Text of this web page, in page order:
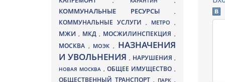
КОММУНАЛЬНЫЕ РЕСУРСЫ ,
КОММУНАЛЬНЫЕ УСЛУГИ , МЕТРО ,
МЖИ, МКД , МОСЖИЛИНСПЕКЦИЯ ,
МОСКВА , МОЭК ,
НАЗНАЧЕНИЯ
И УВОЛЬНЕНИЯ , НАРУШЕНИЯ ,
НОВАЯ МОСКВА , ОБЩЕЕ ИМУЩЕСТВО ,
ОБЩЕСТВЕННЫЙ ТРАНСПОРТ, ПАРК ,